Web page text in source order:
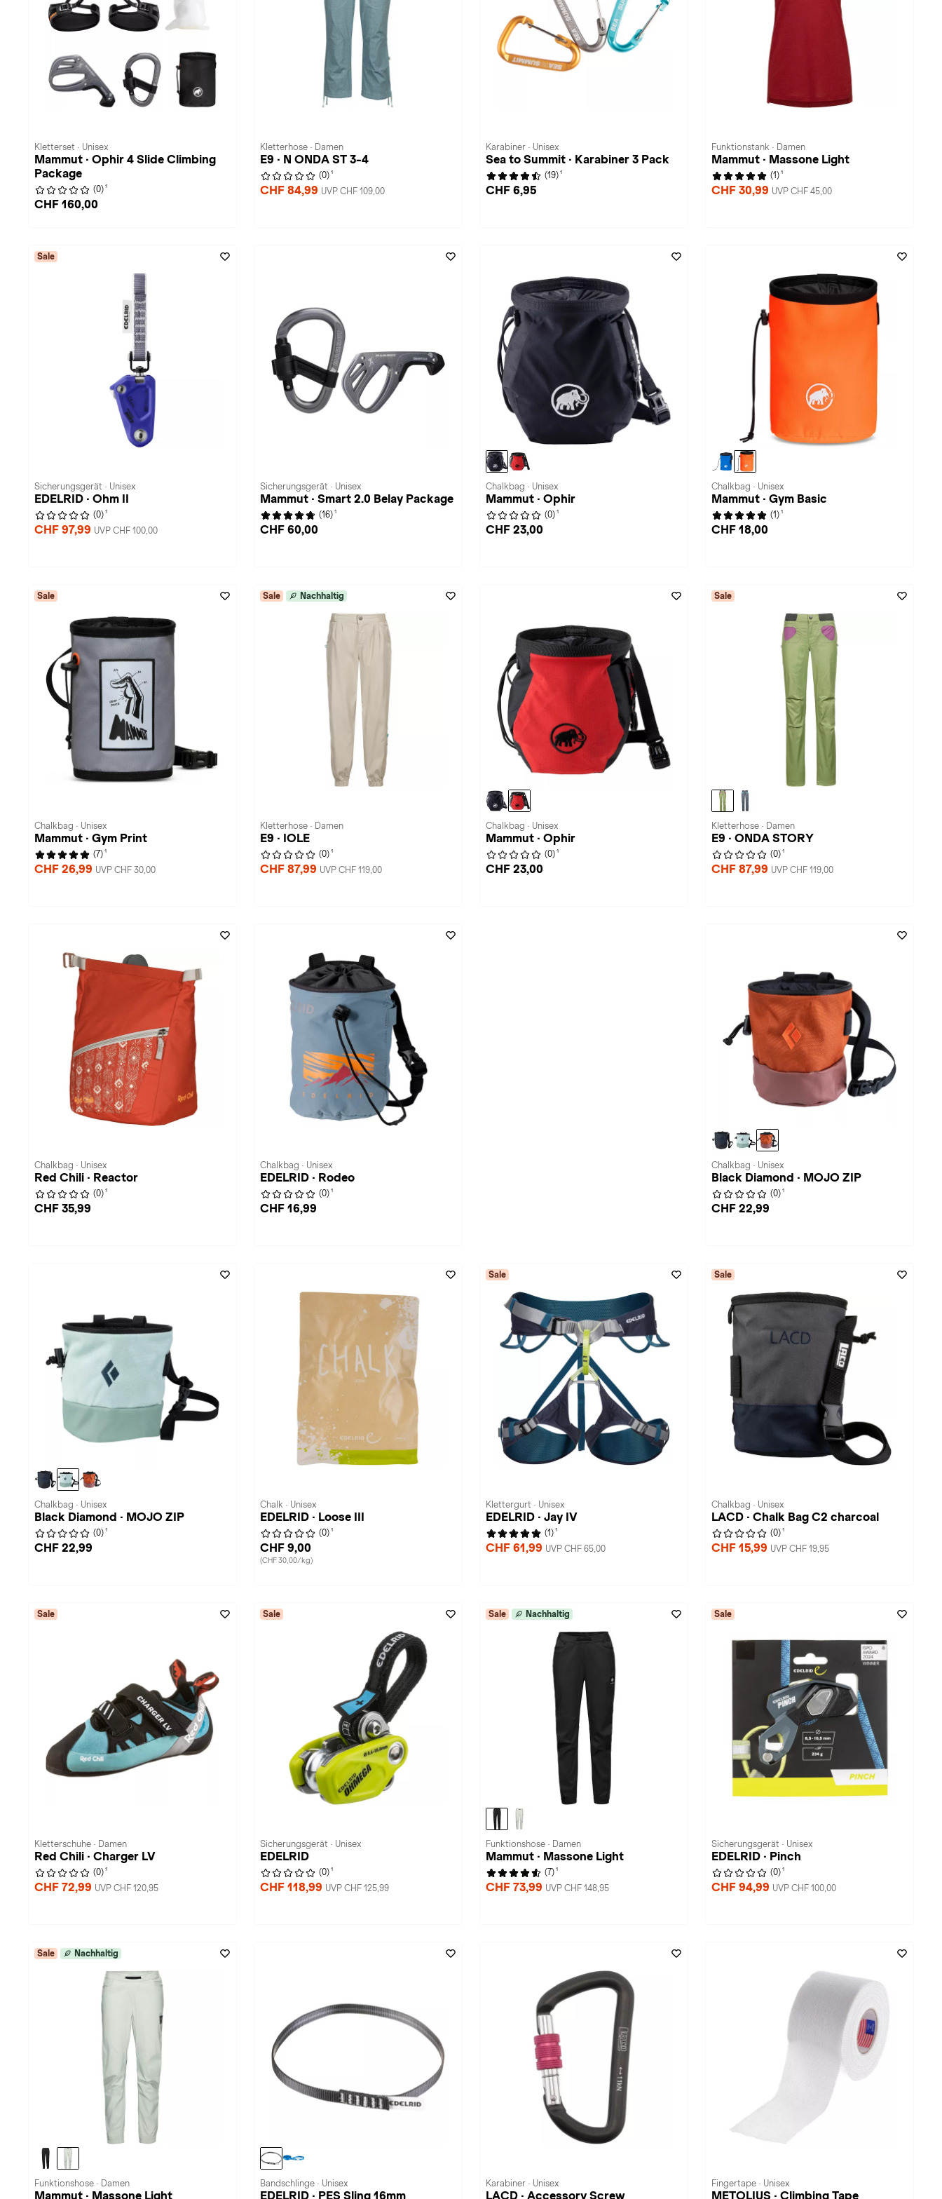
Kletterset · Unisex
Mammut · Ophir 4 Slide Climbing
Package
(0) 1
CHF 160,00
Kletterhose · Damen
E9 · N ONDA ST 3-4
(0) 1
CHF 84,99 UVP CHF 109,00
Karabiner · Unisex
Sea to Summit · Karabiner 3 Pack
(19) 1
CHF 6,95
Funktionstank · Damen
Mammut · Massone Light
(1) 1
CHF 30,99 UVP CHF 45,00
Sale
Sicherungsgerät · Unisex
EDELRID · Ohm II
(0) 1
CHF 97,99 UVP CHF 100,00
Sicherungsgerät · Unisex
Mammut · Smart 2.0 Belay Package
(16) 1
CHF 60,00
Chalkbag · Unisex
Mammut · Ophir
(0) 1
CHF 23,00
Chalkbag · Unisex
Mammut · Gym Basic
(1) 1
CHF 18,00
Sale
Chalkbag · Unisex
Mammut · Gym Print
(7) 1
CHF 26,99 UVP CHF 30,00
Sale Nachhaltig
Kletterhose · Damen
E9 · IOLE
(0) 1
CHF 87,99 UVP CHF 119,00
Chalkbag · Unisex
Mammut · Ophir
(0) 1
CHF 23,00
Sale
Kletterhose · Damen
E9 · ONDA STORY
(0) 1
CHF 87,99 UVP CHF 119,00
Chalkbag · Unisex
Red Chili · Reactor
(0) 1
CHF 35,99
Chalkbag · Unisex
EDELRID · Rodeo
(0) 1
CHF 16,99
Chalkbag · Unisex
Black Diamond · MOJO ZIP
(0) 1
CHF 22,99
Chalkbag · Unisex
Black Diamond · MOJO ZIP
(0) 1
CHF 22,99
Chalk · Unisex
EDELRID · Loose III
(0) 1
CHF 9,00
(CHF 30,00/kg)
Sale
Klettergurt · Unisex
EDELRID · Jay IV
(1) 1
CHF 61,99 UVP CHF 65,00
Sale
Chalkbag · Unisex
LACD · Chalk Bag C2 charcoal
(0) 1
CHF 15,99 UVP CHF 19,95
Sale
Kletterschuhe · Damen
Red Chili · Charger LV
(0) 1
CHF 72,99 UVP CHF 120,95
Sale
Sicherungsgerät · Unisex
EDELRID
(0) 1
CHF 118,99 UVP CHF 125,99
Sale Nachhaltig
Funktionshose · Damen
Mammut · Massone Light
(7) 1
CHF 73,99 UVP CHF 148,95
Sale
Sicherungsgerät · Unisex
EDELRID · Pinch
(0) 1
CHF 94,99 UVP CHF 100,00
Sale Nachhaltig
Funktionshose · Damen
Mammut · Massone Light
Bandschlinge · Unisex
EDELRID · PES Sling 16mm
Karabiner · Unisex
LACD · Accessory Screw
Fingertape · Unisex
METOLIUS · Climbing Tape